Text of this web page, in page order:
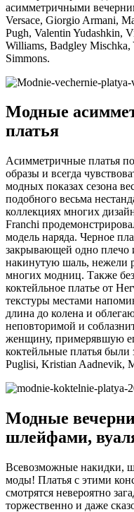
асимметричными
Versace, Giorgio Armani,
Pugh, Valentin Yudashkin,
Williams, Badgley
Simmons.
Модные
платья
Асимметричные платья
образы и всегда
модных показах сезона
подобного весьма
коллекциях многих
Franchi
модель наряда. Черное
закрывающей одно
накинутую шаль, нежели
многих модниц. Также
коктейльное платье от
текстуры местами
длина до колена и
неповторимой и
женщину, примерявшую
коктейльные платья были
Puglisi, Kristian Aadnevik,
Модные
шлейфами,
Всевозможные накидки,
моды! Платья с этими
смотрятся невероятно
торжественно и даже